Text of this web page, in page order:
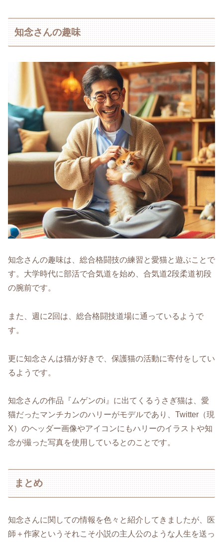
知念さんの趣味
知念さんの趣味は、総合格闘技の練習と愛猫と遊ぶことで
す。大学時代に部活で合気道を始め、合気道2段柔道初段
の腕前です。
また、週に2回は、総合格闘技道場に通っているようで
す。
更に知念さんは猫が好きで、保護猫の活動に寄付をしてい
るようです。
知念さんの作品『ムゲンのi』に出てくるうさぎ猫は、愛
猫だったマンチカンのハリーがモデルであり、Twitter（現
X）のヘッダー画像やアイコンにもハリーのイラストや知
念が撮った写真を使用しているとのことです。
まとめ
知念さんに関しての情報を色々と紹介してきましたが、医
師＋作家というそれこそ小説の主人公のような人生を送っ